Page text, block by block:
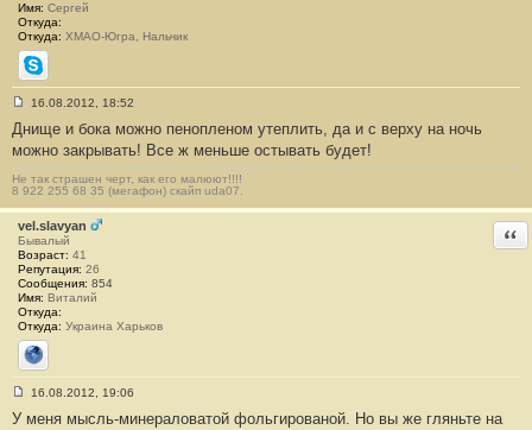
Имя: Сергей
Откуда:
Откуда: ХМАО-Югра, Нальчик
Skype
о
б
щ
е
н
и
е
#
1
3
16.08.2012, 18:52
Днище и бока можно пенопленом утеплить, да и с верху на ночь
можно закрывать! Все ж меньше остывать будет!
Не так страшен черт, как его малюют!!!!
8 922 255 68 35 (мегафон) скайп uda07.
vel.slavyan
Бывалый
Возраст: 41
Репутация: 26
Сообщения: 854
Имя: Виталий
Откуда:
Откуда: Украина Харьков
Сайт
о
16.08.2012, 19:06
У меня мысль-минераловатой фольгированой. Но вы же гляньте на